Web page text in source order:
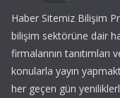
Haber Sitemiz Bilişim
bilişim sektörüne dair
firmalarının tanıtımları
konularla yayın
her geçen gün